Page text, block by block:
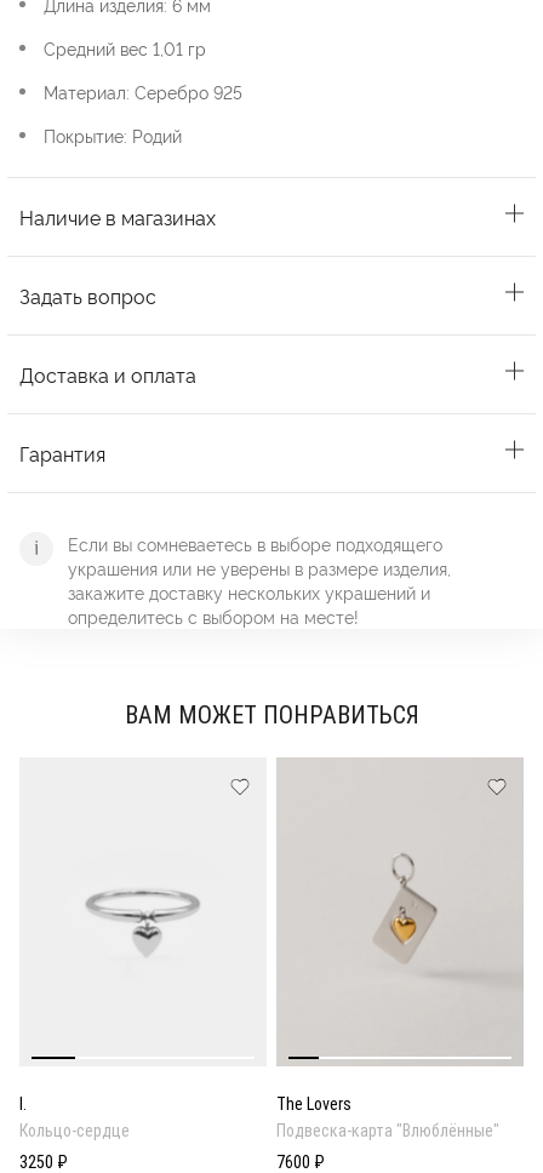
Средний вес 1,01 гр
Материал: Серебро 925
Покрытие: Родий
Наличие в магазинах
Задать вопрос
Доставка и оплата
Гарантия
Если вы сомневаетесь в выборе подходящего
украшения или не уверены в размере изделия,
закажите доставку нескольких украшений и
определитесь с выбором на месте!
ВАМ МОЖЕТ ПОНРАВИТЬСЯ
I.
Кольцо-сердце
3250 ₽
The Lovers
Подвеска-карта "Влюблённые"
7600 ₽